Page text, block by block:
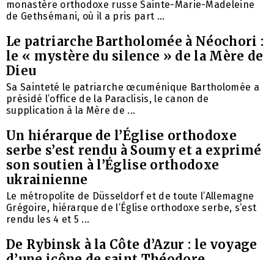
monastère orthodoxe russe Sainte-Marie-Madeleine
de Gethsémani, où il a pris part ...
Le patriarche Bartholomée à Néochori :
le « mystère du silence » de la Mère de
Dieu
Sa Sainteté le patriarche œcuménique Bartholomée a
présidé l’office de la Paraclisis, le canon de
supplication à la Mère de ...
Un hiérarque de l’Église orthodoxe
serbe s’est rendu à Soumy et a exprimé
son soutien à l’Église orthodoxe
ukrainienne
Le métropolite de Düsseldorf et de toute l’Allemagne
Grégoire, hiérarque de l’Église orthodoxe serbe, s’est
rendu les 4 et 5 ...
De Rybinsk à la Côte d’Azur : le voyage